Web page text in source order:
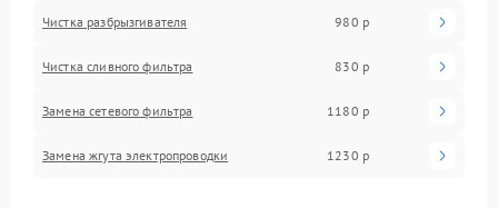
Чистка разбрызгивателя 980 р
Чистка сливного фильтра 830 р
Замена сетевого фильтра 1180 р
Замена жгута электропроводки 1230 р